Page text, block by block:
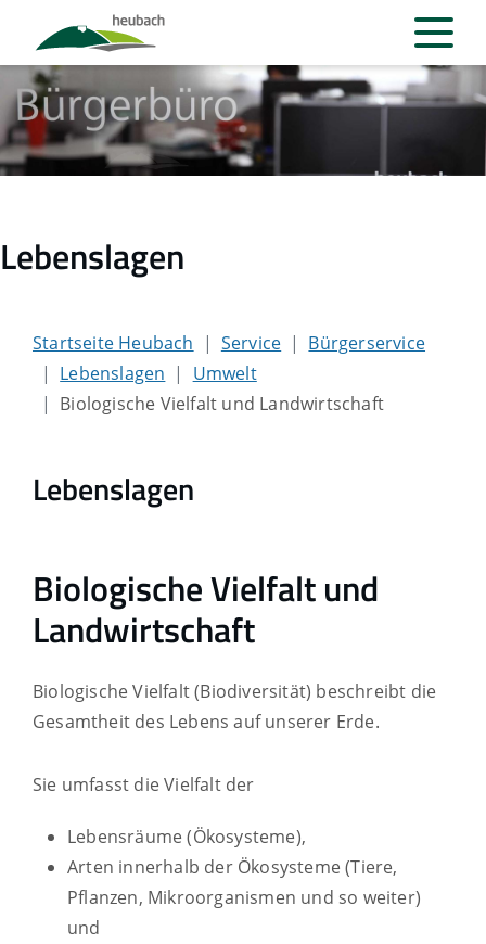
Lebenslagen
Startseite Heubach Service
Bürgerservice
Lebenslagen
Umwelt
Biologische Vielfalt und Landwirtschaft
Lebenslagen
Biologische Vielfalt und
Landwirtschaft
Biologische Vielfalt (Biodiversität) beschreibt die
Gesamtheit des Lebens auf unserer Erde.
Sie umfasst die Vielfalt der
Lebensräume (Ökosysteme),
Arten innerhalb der Ökosysteme (Tiere,
Pflanzen, Mikroorganismen und so weiter)
und